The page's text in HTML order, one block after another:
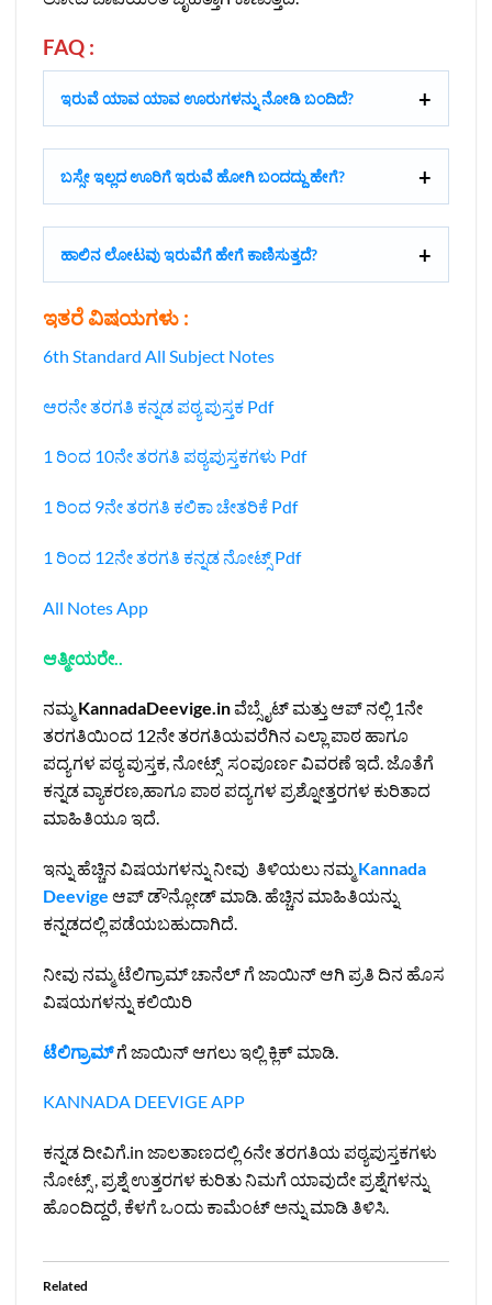
FAQ :
ಇರುವೆ ಯಾವ ಯಾವ ಊರುಗಳನ್ನು ನೋಡಿ ಬಂದಿದೆ?
ಬಸ್ಸೇ ಇಲ್ಲದ ಊರಿಗೆ ಇರುವೆ ಹೋಗಿ ಬಂದದ್ದು ಹೇಗೆ?
ಹಾಲಿನ ಲೋಟವು ಇರುವೆಗೆ ಹೇಗೆ ಕಾಣಿಸುತ್ತದೆ?
ಇತರೆ ವಿಷಯಗಳು :
6th Standard All Subject Notes
ಆರನೇ ತರಗತಿ ಕನ್ನಡ ಪಠ್ಯ ಪುಸ್ತಕ Pdf
1 ರಿಂದ 10ನೇ ತರಗತಿ ಪಠ್ಯಪುಸ್ತಕಗಳು Pdf
1 ರಿಂದ 9ನೇ ತರಗತಿ ಕಲಿಕಾ ಚೇತರಿಕೆ Pdf
1 ರಿಂದ 12ನೇ ತರಗತಿ ಕನ್ನಡ ನೋಟ್ಸ್‌ Pdf
All Notes App
ಆತ್ಮೀಯರೇ..
ನಮ್ಮKannadaDeevige.inವೆಬ್ಸೈಟ್ ಮತ್ತು ಆಪ್ ನಲ್ಲಿ 1ನೇ
ತರಗತಿಯಿಂದ 12ನೇ ತರಗತಿಯವರೆಗಿನ ಎಲ್ಲಾ ಪಾಠ ಹಾಗೂ
ಪದ್ಯಗಳ ಪಠ್ಯ ಪುಸ್ತಕ, ನೋಟ್ಸ್ ಸಂಪೂರ್ಣ ವಿವರಣೆ ಇದೆ. ಜೊತೆಗೆ
ಕನ್ನಡ ವ್ಯಾಕರಣ,ಹಾಗೂ ಪಾಠ ಪದ್ಯಗಳ ಪ್ರಶ್ನೋತ್ತರಗಳ ಕುರಿತಾದ
ಮಾಹಿತಿಯೂ ಇದೆ.
ಇನ್ನು ಹೆಚ್ಚಿನ ವಿಷಯಗಳನ್ನು ನೀವು ತಿಳಿಯಲು ನಮ್ಮKannada
Deevige ಆಪ್ ಡೌನ್ಲೋಡ್ ಮಾಡಿ. ಹೆಚ್ಚಿನ ಮಾಹಿತಿಯನ್ನು
ಕನ್ನಡದಲ್ಲಿ ಪಡೆಯಬಹುದಾಗಿದೆ.
ನೀವು ನಮ್ಮ ಟೆಲಿಗ್ರಾಮ್ ಚಾನೆಲ್ ಗೆ ಜಾಯಿನ್ ಆಗಿ ಪ್ರತಿ ದಿನ ಹೊಸ
ವಿಷಯಗಳನ್ನು ಕಲಿಯಿರಿ
ಟೆಲಿಗ್ರಾಮ್ಗೆ ಜಾಯಿನ್ ಆಗಲು ಇಲ್ಲಿ ಕ್ಲಿಕ್ ಮಾಡಿ.
KANNADA DEEVIGE APP
ಕನ್ನಡ ದೀವಿಗೆ.in ಜಾಲತಾಣದಲ್ಲಿ 6ನೇ ತರಗತಿಯ ಪಠ್ಯಪುಸ್ತಕಗಳು
ನೋಟ್ಸ್ , ಪ್ರಶ್ನೆ ಉತ್ತರಗಳ ಕುರಿತು ನಿಮಗೆ ಯಾವುದೇ ಪ್ರಶ್ನೆಗಳನ್ನು
ಹೊಂದಿದ್ದರೆ, ಕೆಳಗೆ ಒಂದು ಕಾಮೆಂಟ್ ಅನ್ನು ಮಾಡಿ ತಿಳಿಸಿ.
Related